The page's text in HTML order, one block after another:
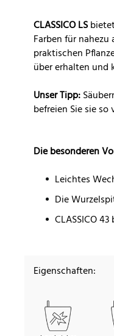
CLASSICO LS
Farben für
praktischen
über erhalten und
Unser Tipp:
befreien Sie sie so
Die besonderen
Leichtes
Die
CLASSICO
Eigenschaften: